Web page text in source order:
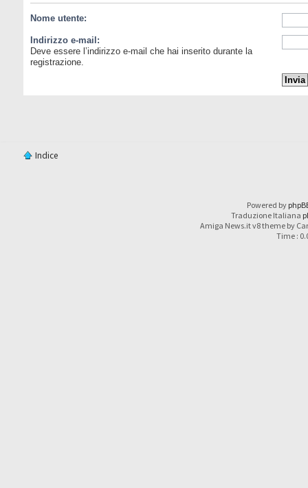
Nome utente:
Indirizzo e-mail:
Deve essere l’indirizzo e-mail che hai inserito durante la
registrazione.
Indice
Powered by
Traduzione Italiana
Amiga News.it v8 theme by
Time :